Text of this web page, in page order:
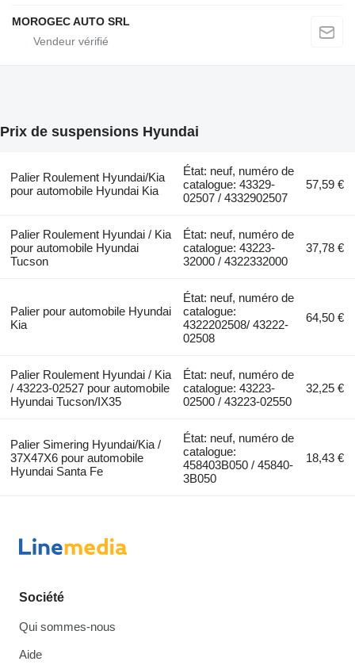
MOROGEC AUTO SRL
Prix de suspensions Hyundai
Palier Roulement Hyundai/Kia
pour automobile Hyundai Kia
État: neuf, numéro de
catalogue: 43329-
02507 / 4332902507
57,59 €
Palier Roulement Hyundai / Kia
pour automobile Hyundai
Tucson
État: neuf, numéro de
catalogue: 43223-
32000 / 4322332000
37,78 €
Palier pour automobile Hyundai
Kia
État: neuf, numéro de
catalogue:
4322202508/ 43222-
02508
64,50 €
Palier Roulement Hyundai / Kia
/ 43223-02527 pour automobile
Hyundai Tucson/IX35
État: neuf, numéro de
catalogue: 43223-
02500 / 43223-02550
32,25 €
Palier Simering Hyundai/Kia /
37X47X6 pour automobile
Hyundai Santa Fe
État: neuf, numéro de
catalogue:
458403B050 / 45840-
3B050
18,43 €
Société
Qui sommes-nous
Aide